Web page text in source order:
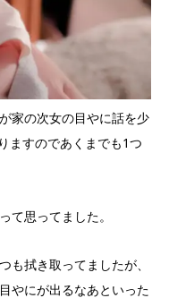
家の次女の目やに話を少
ますのであくまでも1つ
て思ってました。
も拭き取ってましたが、
やにが出るなあといった